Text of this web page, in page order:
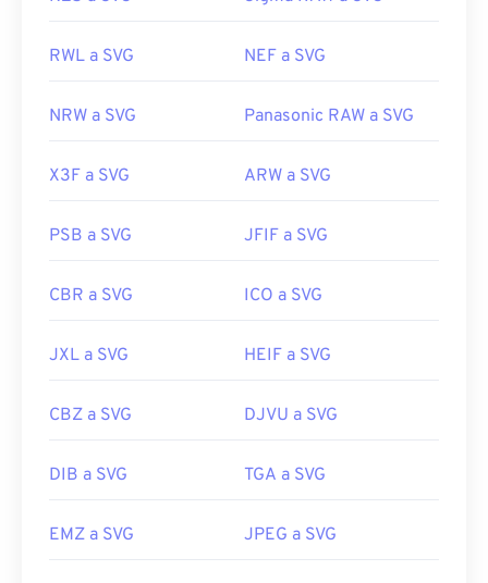
RWL a SVG NEF a SVG
NRW a SVG Panasonic RAW a SVG
X3F a SVG ARW a SVG
PSB a SVG JFIF a SVG
CBR a SVG ICO a SVG
JXL a SVG HEIF a SVG
CBZ a SVG DJVU a SVG
DIB a SVG TGA a SVG
EMZ a SVG JPEG a SVG